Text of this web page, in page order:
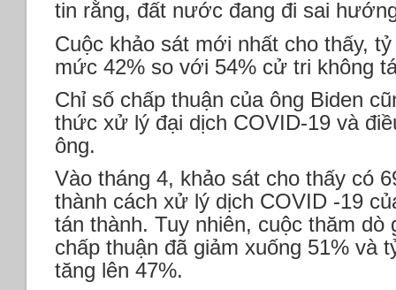
tin rằng, đất nước đang đi sai
Cuộc khảo sát mới nhất cho thấy,
mức 42% so với 54% cử tri không
Chỉ số chấp thuận của ông Biden
thức xử lý đại dịch COVID-19 và
ông.
Vào tháng 4, khảo sát cho thấy có
thành cách xử lý dịch COVID -19
tán thành. Tuy nhiên, cuộc thăm dò
chấp thuận đã giảm xuống 51% và
tăng lên 47%.